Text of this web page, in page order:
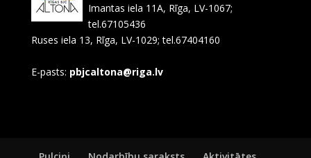
Imantas iela 11A, Rīga, LV-1067;
tel.67105436
Ruses iela 13, Rīga, LV-1029; tel.67404160
E-pasts: pbjcaltona@riga.lv